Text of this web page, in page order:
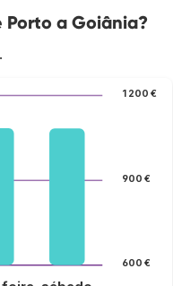
Porto a Goiânia?
600 €
900 €
1 200 €